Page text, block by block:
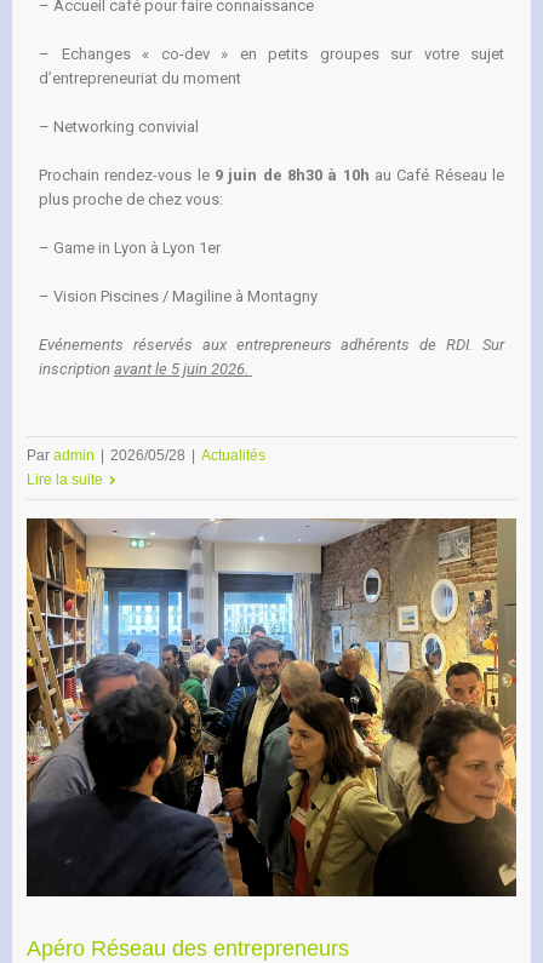
– Accueil café pour faire connaissance
– Echanges « co-dev » en petits groupes sur votre sujet
d’entrepreneuriat du moment
– Networking convivial
Prochain rendez-vous le 9 juin de 8h30 à 10h au Café Réseau le
plus proche de chez vous:
– Game in Lyon à Lyon 1er
– Vision Piscines / Magiline à Montagny
Evénements réservés aux entrepreneurs adhérents de RDI. Sur
inscription avant le 5 juin 2026.
Par admin | 2026/05/28 | Actualités
Lire la suite
Apéro Réseau des entrepreneurs